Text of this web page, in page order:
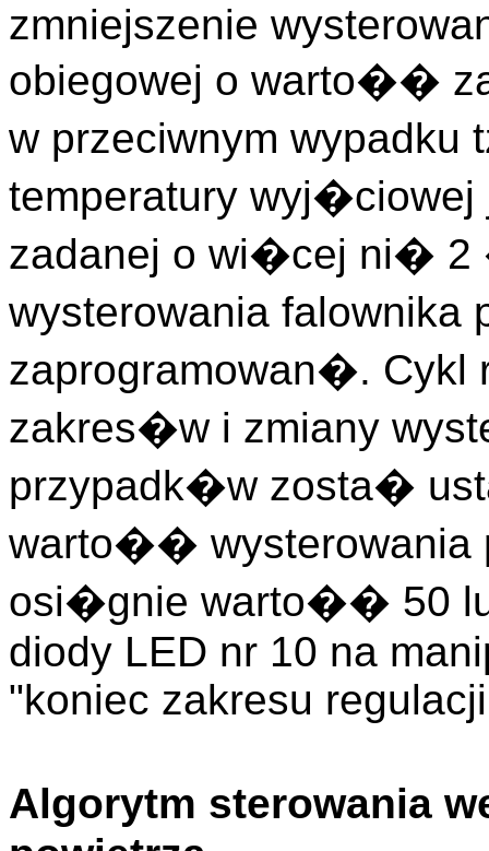
zmniejszenie
obiegowej o warto��
w przeciwnym
temperatury
zadanej o wi�cej ni�
wysterowania
zaprogramowan�. Cykl
zakres�w i zmiany
przypadk�w zosta�
warto�� wysterowania
osi�gnie warto�� 50
diody LED nr 10 na
"koniec zakresu
Algorytm sterowania